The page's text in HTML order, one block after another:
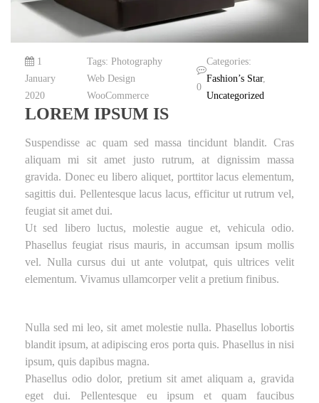
1
January
2020
Tags:Photography
Web Design
WooCommerce
0
Categories:
Fashion’s Star,
Uncategorized
LOREM IPSUM IS
Suspendisse ac quam sed massa tincidunt blandit. Cras
aliquam mi sit amet justo rutrum, at dignissim massa
gravida. Donec eu libero aliquet, porttitor lacus elementum,
sagittis dui. Pellentesque lacus lacus, efficitur ut rutrum vel,
feugiat sit amet dui.
Ut sed libero luctus, molestie augue et, vehicula odio.
Phasellus feugiat risus mauris, in accumsan ipsum mollis
vel. Nulla cursus dui ut ante volutpat, quis ultrices velit
elementum. Vivamus ullamcorper velit a pretium finibus.
Nulla sed mi leo, sit amet molestie nulla. Phasellus lobortis
blandit ipsum, at adipiscing eros porta quis. Phasellus in nisi
ipsum, quis dapibus magna.
Phasellus odio dolor, pretium sit amet aliquam a, gravida
eget dui. Pellentesque eu ipsum et quam faucibus